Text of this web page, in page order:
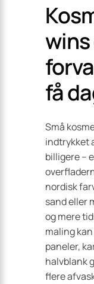
få
Små
indtrykket
billigere –
nordisk
sand eller
og mere
maling
paneler,
halvblank
flere